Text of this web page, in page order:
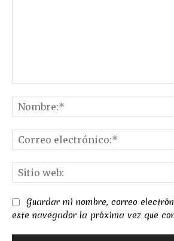
Guardar mi nombre, correo
este navegador la próxima vez que